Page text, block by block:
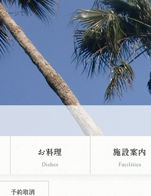
ページです。